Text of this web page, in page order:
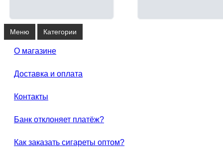
Меню Категории
О магазине
Доставка и оплата
Контакты
Банк отклоняет платёж?
Как заказать сигареты оптом?